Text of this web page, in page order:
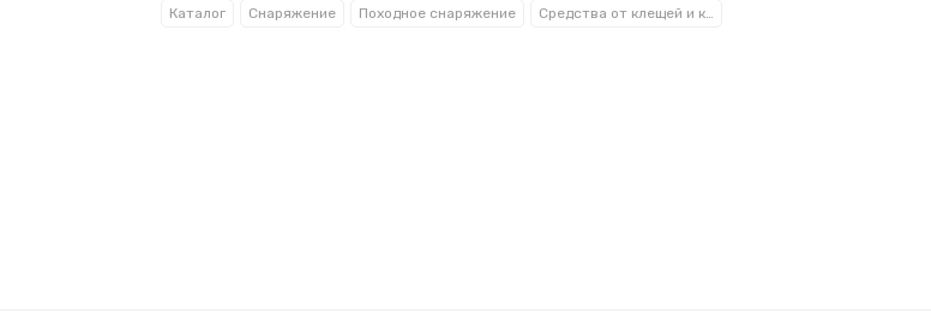
Каталог Снаряжение Походное снаряжение